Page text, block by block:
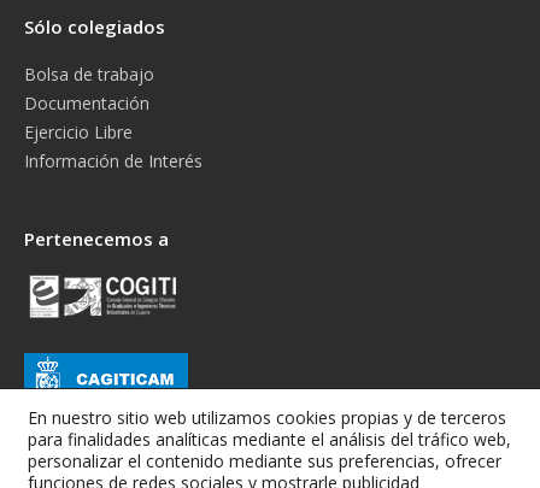
Sólo colegiados
Bolsa de trabajo
Documentación
Ejercicio Libre
Información de Interés
Pertenecemos a
En nuestro sitio web utilizamos cookies propias y de terceros
para finalidades analíticas mediante el análisis del tráfico web,
personalizar el contenido mediante sus preferencias, ofrecer
funciones de redes sociales y mostrarle publicidad